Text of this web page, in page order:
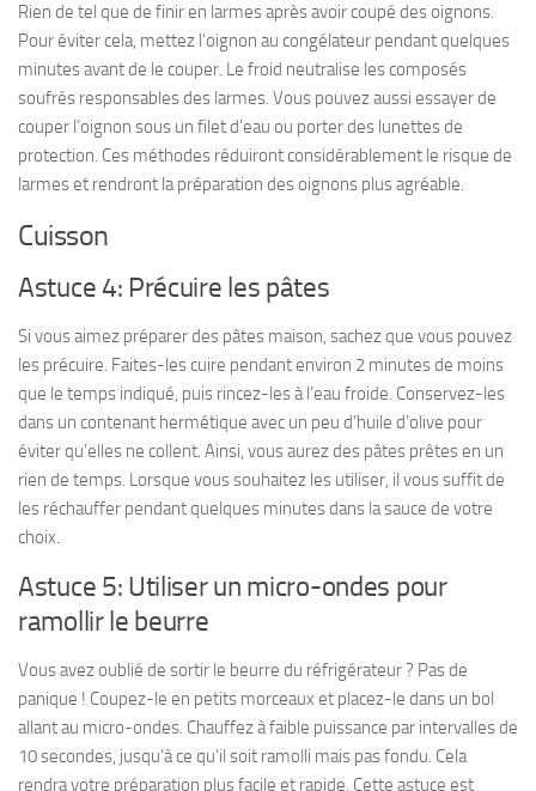
Rien de tel que de finir en larmes après avoir coupé des oignons.
Pour éviter cela, mettez l’oignon au congélateur pendant quelques
minutes avant de le couper. Le froid neutralise les composés
soufrés responsables des larmes. Vous pouvez aussi essayer de
couper l’oignon sous un filet d’eau ou porter des lunettes de
protection. Ces méthodes réduiront considérablement le risque de
larmes et rendront la préparation des oignons plus agréable.
Cuisson
Astuce 4: Précuire les pâtes
Si vous aimez préparer des pâtes maison, sachez que vous pouvez
les précuire. Faites-les cuire pendant environ 2 minutes de moins
que le temps indiqué, puis rincez-les à l’eau froide. Conservez-les
dans un contenant hermétique avec un peu d’huile d’olive pour
éviter qu’elles ne collent. Ainsi, vous aurez des pâtes prêtes en un
rien de temps. Lorsque vous souhaitez les utiliser, il vous suffit de
les réchauffer pendant quelques minutes dans la sauce de votre
choix.
Astuce 5: Utiliser un micro-ondes pour
ramollir le beurre
Vous avez oublié de sortir le beurre du réfrigérateur ? Pas de
panique ! Coupez-le en petits morceaux et placez-le dans un bol
allant au micro-ondes. Chauffez à faible puissance par intervalles de
10 secondes, jusqu’à ce qu’il soit ramolli mais pas fondu. Cela
rendra votre préparation plus facile et rapide. Cette astuce est